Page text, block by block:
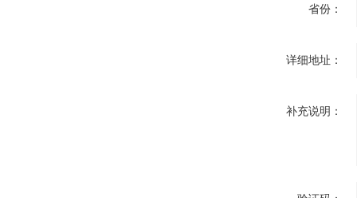
省份：
详细地址：
补充说明：